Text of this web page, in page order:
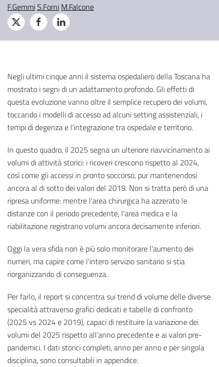
F.GemmiS.Forni M.Falcone
Negli ultimi cinque anni il sistema ospedaliero della Toscana ha
mostrato i segni di un adattamento profondo. Gli effetti di
questa evoluzione vanno oltre il semplice recupero dei volumi,
toccando i modelli di accesso ad alcuni setting assistenziali, i
tempi di degenza e l'integrazione tra ospedale e territorio.
In questo quadro, il 2025 segna un ulteriore riavvicinamento ai
volumi di attività storici: i ricoveri crescono rispetto al 2024,
così come gli accessi in pronto soccorso, pur mantenendosi
ancora al di sotto dei valori del 2019. Non si tratta però di una
ripresa uniforme: mentre l'area chirurgica ha azzerato le
distanze con il periodo precedente, l'area medica e la
riabilitazione registrano volumi ancora decisamente inferiori.
Oggi la vera sfida non è più solo monitorare l'aumento dei
numeri, ma capire come l'intero servizio sanitario si stia
riorganizzando di conseguenza.
Per farlo, il report si concentra sui trend di volume delle diverse
specialità attraverso grafici dedicati e tabelle di confronto
(2025 vs 2024 e 2019), capaci di restituire la variazione dei
volumi del 2025 rispetto all’anno precedente e ai valori pre-
pandemici. I dati storici completi, anno per anno e per singola
disciplina, sono consultabili in appendice.